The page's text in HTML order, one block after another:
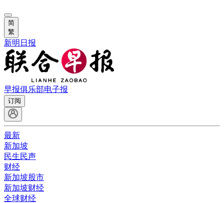
简
繁
新明日报
早报俱乐部电子报
订阅
最新
新加坡
民生民声
财经
新加坡股市
新加坡财经
全球财经